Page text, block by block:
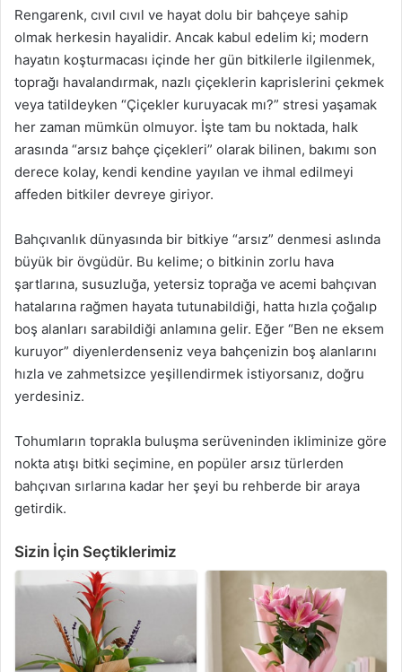
Rengarenk, cıvıl cıvıl ve hayat dolu bir bahçeye sahip
olmak herkesin hayalidir. Ancak kabul edelim ki; modern
hayatın koşturmacası içinde her gün bitkilerle ilgilenmek,
toprağı havalandırmak, nazlı çiçeklerin kaprislerini çekmek
veya tatildeyken “Çiçekler kuruyacak mı?” stresi yaşamak
her zaman mümkün olmuyor. İşte tam bu noktada, halk
arasında “arsız bahçe çiçekleri” olarak bilinen, bakımı son
derece kolay, kendi kendine yayılan ve ihmal edilmeyi
affeden bitkiler devreye giriyor.
Bahçıvanlık dünyasında bir bitkiye “arsız” denmesi aslında
büyük bir övgüdür. Bu kelime; o bitkinin zorlu hava
şartlarına, susuzluğa, yetersiz toprağa ve acemi bahçıvan
hatalarına rağmen hayata tutunabildiği, hatta hızla çoğalıp
boş alanları sarabildiği anlamına gelir. Eğer “Ben ne eksem
kuruyor” diyenlerdenseniz veya bahçenizin boş alanlarını
hızla ve zahmetsizce yeşillendirmek istiyorsanız, doğru
yerdesiniz.
Tohumların toprakla buluşma serüveninden ikliminize göre
nokta atışı bitki seçimine, en popüler arsız türlerden
bahçıvan sırlarına kadar her şeyi bu rehberde bir araya
getirdik.
Sizin İçin Seçtiklerimiz